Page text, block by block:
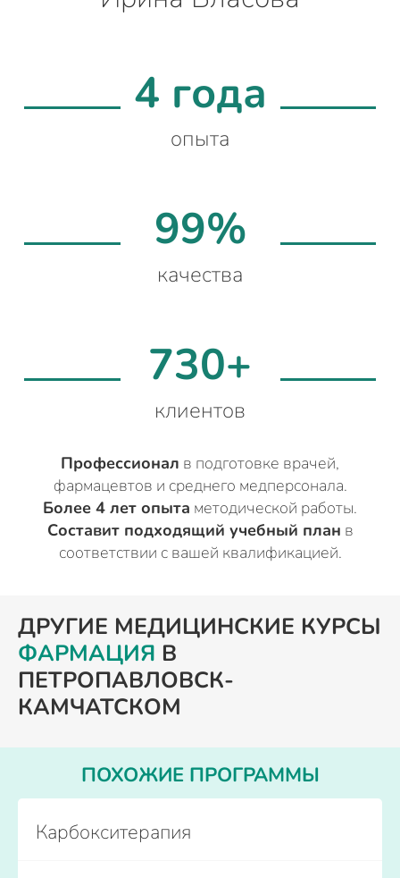
4 года
опыта
99%
качества
730+
клиентов
Профессионал в подготовке врачей,
фармацевтов и среднего медперсонала.
Более 4 лет опыта методической работы.
Составит подходящий учебный план в
соответствии с вашей квалификацией.
ДРУГИЕ МЕДИЦИНСКИЕ КУРСЫ
ФАРМАЦИЯ В
ПЕТРОПАВЛОВСК-
КАМЧАТСКОМ
ПОХОЖИЕ ПРОГРАММЫ
Карбокситерапия